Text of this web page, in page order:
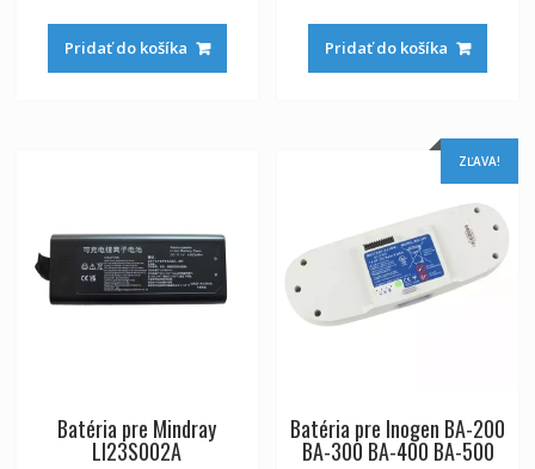
Pridať do košíka Pridať do košíka
Batéria pre Mindray
LI23S002A
ZĽAVA!
Batéria pre Inogen BA-200
BA-300 BA-400 BA-500